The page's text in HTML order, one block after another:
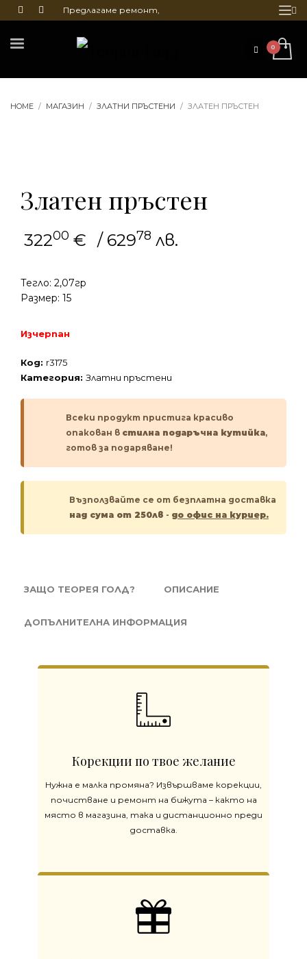
Предлагаме ремонт,
на бижута
HOME МАГАЗИН ЗЛАТНИ ПРЪСТЕНИ ЗЛАТЕН ПРЪСТЕН
Златен пръстен
32200 € / 62978 лв.
Тегло: 2,07гр
Размер: 15
Изчерпан
Код: r3175
Категория: Златни пръстени
Всеки продукт пристига красиво
опакован в стилна подаръчна кутийка,
готов за подаряване!
Възползвайте се от безплатна доставка
над сума от 250лв - до офис на куриер.
ЗАЩО ТЕОРЕЯ ГОЛД? ОПИСАНИЕ
ДОПЪЛНИТЕЛНА ИНФОРМАЦИЯ
Корекции по твое желание
Нужна е малка промяна? Извършваме корекции,
почистване и ремонт на бижута – както на
място в магазина, така и дистанционно преди
доставка.